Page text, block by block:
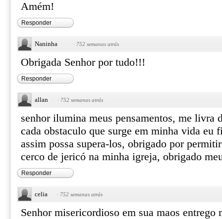
Amém!
Responder
Naninha · 752 semanas atrás
Obrigada Senhor por tudo!!!
Responder
allan · 752 semanas atrás
senhor ilumina meus pensamentos, me livra
cada obstaculo que surge em minha vida eu
assim possa supera-los, obrigado por
cerco de jericó na minha igreja, obrigado
Responder
celia · 752 semanas atrás
Senhor misericordioso em sua maos entrego